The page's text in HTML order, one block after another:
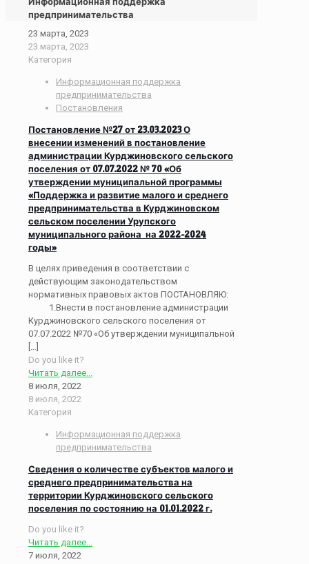
предпринимательства
23 марта, 2023
23 марта, 2023
Категория
Информационная поддержка
предпринимательства
Постановления
Постановление №27 от 23.03.2023 О
внесении изменений в постановление
администрации Курджиновского сельского
поселения от 07.07.2022 № 70 «Об
утверждении муниципальной программы
«Поддержка и развитие малого и среднего
предпринимательства в Курджиновском
сельском поселении Урупского
муниципального района на 2022-2024
годы»
В целях приведения в соответствии с
действующим законодательством
нормативных правовых актов ПОСТАНОВЛЯЮ:
1.Внести в постановление администрации
Курджиновского сельского поселения от
07.07.2022 №70 «Об утверждении муниципальной
[…]
Do you like it?
Читать далее...
8 июля, 2022
8 июля, 2022
Категория
Информационная поддержка
предпринимательства
Сведения о количестве субъектов малого и
среднего предпринимательства на
территории Курджиновского сельского
поселения по состоянию на 01.01.2022 г.
Do you like it?
Читать далее...
7 июля, 2022